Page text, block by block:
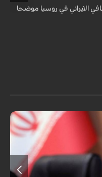
الايراني في روسيا موضحا